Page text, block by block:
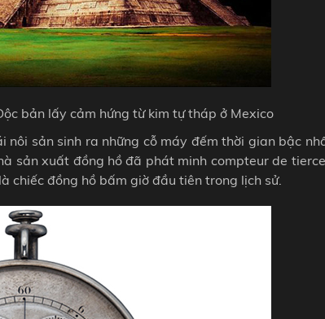
bản lấy cảm hứng từ kim tự tháp ở Mexico
sản sinh ra những cỗ máy đếm thời gian bậc
sản xuất đồng hồ đã phát minh compteur de
chiếc đồng hồ bấm giờ đầu tiên trong lịch sử.